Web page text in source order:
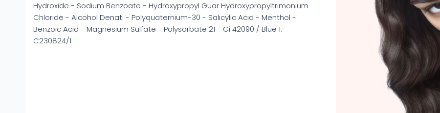
Hydroxide - Sodium Benzoate - Hydroxypropyl Guar Hydroxypropyltrimonium
Chloride - Alcohol Denat. - Polyquaternium-30 - Salicylic Acid - Menthol -
Benzoic Acid - Magnesium Sulfate - Polysorbate 21 - Ci 42090 / Blue 1.
C230824/1